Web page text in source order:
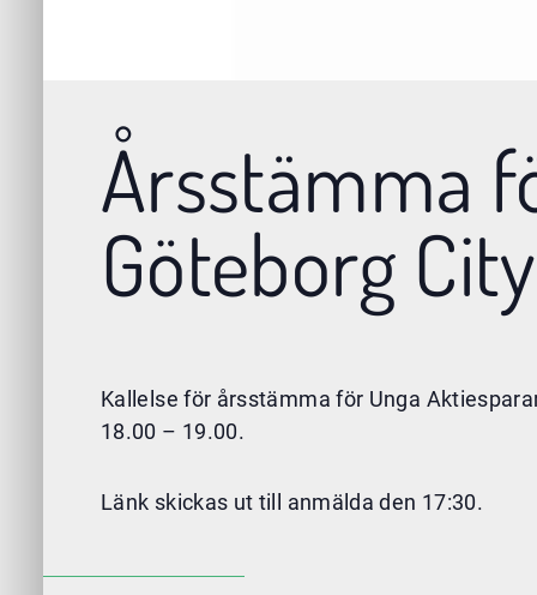
Årsstämma
Göteborg City
Kallelse för årsstämma för Unga
18.00 – 19.00.
Länk skickas ut till anmälda den 17:30.